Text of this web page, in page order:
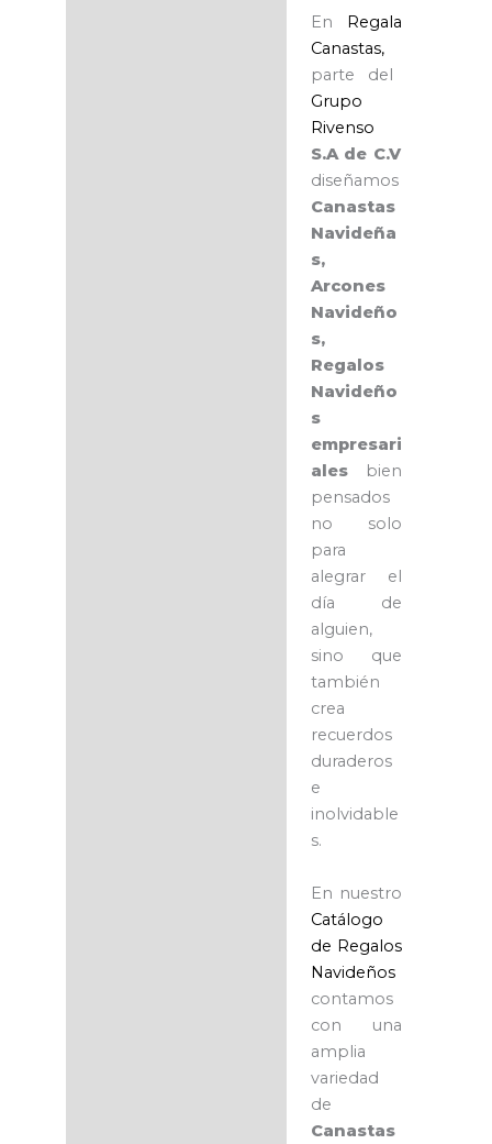
En
Regala
Canastas,
parte del
Grupo
Rivenso
S.A de C.V
diseñamos
Canastas
Navideña
s,
Arcones
Navideño
s,
Regalos
Navideño
s
empresari
alesbien
pensados
no solo
para
alegrar el
día de
alguien,
sino que
también
crea
recuerdos
duraderos
e
inolvidable
s.
En nuestro
Catálogo
de Regalos
Navideños
contamos
con una
amplia
variedad
de
Canastas